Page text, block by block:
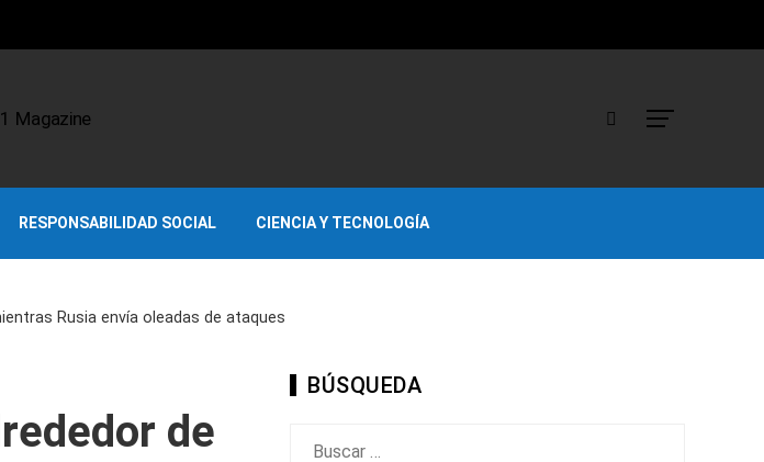
RESPONSABILIDAD SOCIAL CIENCIA Y TECNOLOGÍA
Rusia envía oleadas de ataques
de
BÚSQUEDA